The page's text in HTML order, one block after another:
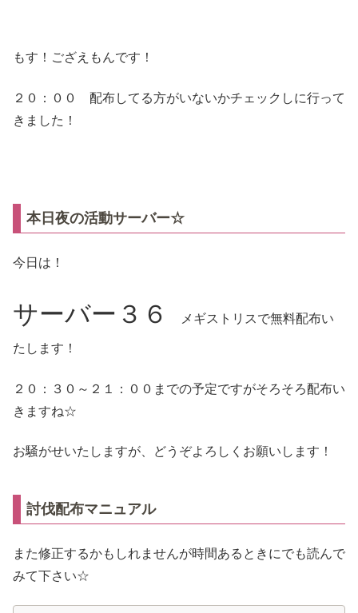
もす！ござえもんです！
２０：００ 配布してる方がいないかチェックしに行って
きました！
本日夜の活動サーバー☆
今日は！
サーバー３６ メギストリスで無料配布い
たします！
２０：３０～２１：００までの予定ですがそろそろ配布い
きますね☆
お騒がせいたしますが、どうぞよろしくお願いします！
討伐配布マニュアル
また修正するかもしれませんが時間あるときにでも読んで
みて下さい☆